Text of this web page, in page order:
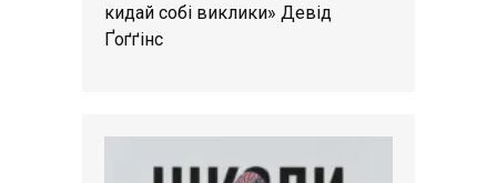
кидай собі виклики» Девід
Ґоґґінс